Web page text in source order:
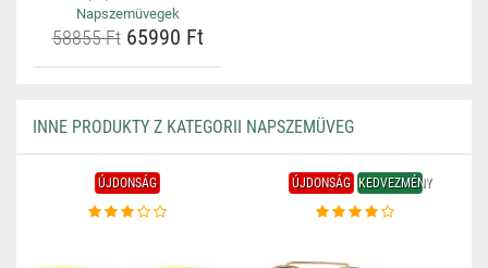
Napszemüvegek
58855 Ft65990 Ft
INNE PRODUKTY Z KATEGORII NAPSZEMÜVEG
ÚJDONSÁG ÚJDONSÁG KEDVEZMÉNY